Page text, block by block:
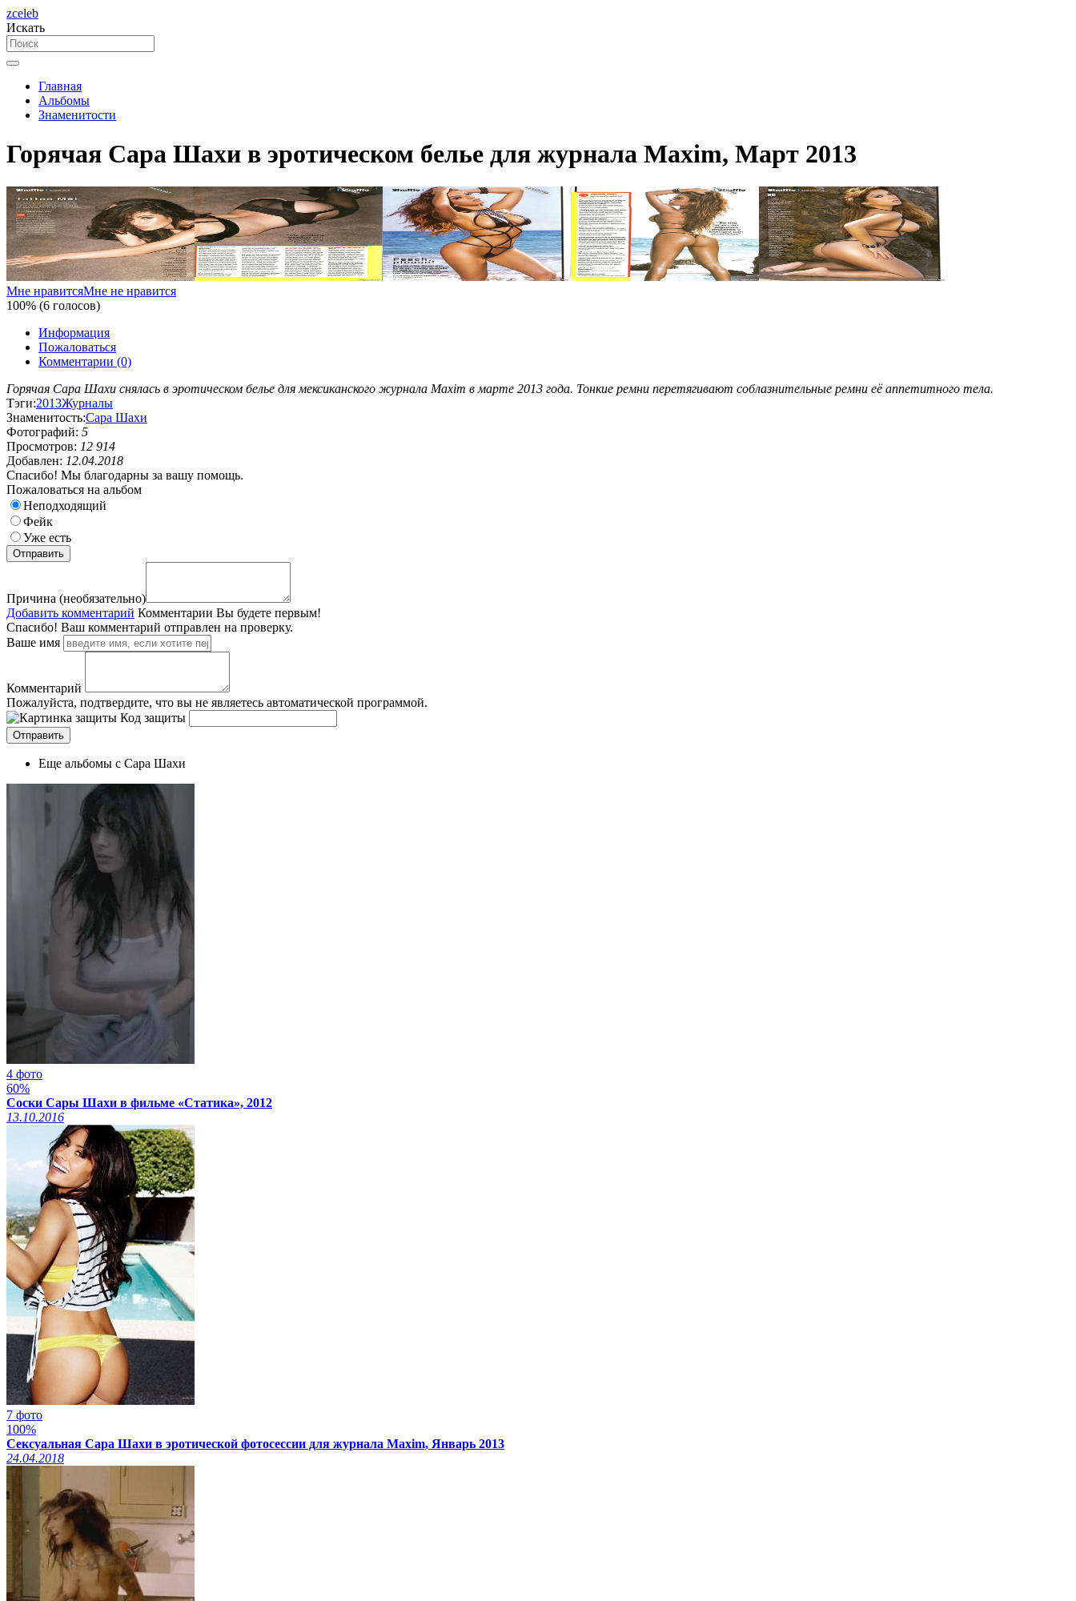
zceleb
Искать
Главная
Альбомы
Знаменитости
Горячая Сара Шахи в эротическом белье для журнала Maxim, Март 2013
Мне нравитсяМне не нравится
100% (6 голосов)
Информация
Пожаловаться
Комментарии (0)
Горячая Сара Шахи снялась в эротическом белье для мексиканского журнала Maxim в марте 2013 года. Тонкие ремни перетягивают соблазнительные ремни её аппетитного тела.
Тэги:2013Журналы
Знаменитость:Сара Шахи
Фотографий: 5
Просмотров: 12 914
Добавлен: 12.04.2018
Спасибо! Мы благодарны за вашу помощь.
Пожаловаться на альбом
Неподходящий
Фейк
Уже есть
Причина (необязательно)
Добавить комментарий Комментарии Вы будете первым!
Спасибо! Ваш комментарий отправлен на проверку.
Ваше имя
Комментарий
Пожалуйста, подтвердите, что вы не являетесь автоматической программой.
Код защиты
Еще альбомы с Сара Шахи
4 фото
60%
Соски Сары Шахи в фильме «Статика», 2012
13.10.2016
7 фото
100%
Сексуальная Сара Шахи в эротической фотосессии для журнала Maxim, Январь 2013
24.04.2018